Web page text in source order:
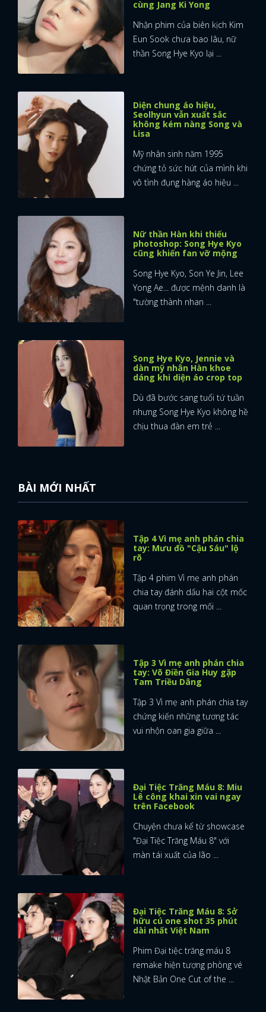
cùng Jang Ki Yong
Nhận phim của biên kịch Kim
Eun Sook chưa bao lâu, nữ
thần Song Hye Kyo lại ...
Diện chung áo hiệu,
Seolhyun vẫn xuất sắc
không kém nàng Song và
Lisa
Mỹ nhân sinh năm 1995
chứng tỏ sức hút của mình khi
vô tình đụng hàng áo hiệu ...
Nữ thần Hàn khi thiếu
photoshop: Song Hye Kyo
cũng khiến fan vỡ mộng
Song Hye Kyo, Son Ye Jin, Lee
Yong Ae... được mệnh danh là
"tường thành nhan ...
Song Hye Kyo, Jennie và
dàn mỹ nhân Hàn khoe
dáng khi diện áo crop top
Dù đã bước sang tuổi tứ tuần
nhưng Song Hye Kyo không hề
chịu thua đàn em trẻ ...
BÀI MỚI NHẤT
Tập 4 Vì mẹ anh phán chia
tay: Mưu đồ "Cậu Sáu" lộ
rõ
Tập 4 phim Vì mẹ anh phán
chia tay đánh dấu hai cột mốc
quan trọng trong mối ...
Tập 3 Vì mẹ anh phán chia
tay: Võ Điền Gia Huy gặp
Tam Triều Dâng
Tập 3 Vì mẹ anh phán chia tay
chứng kiến những tương tác
vui nhộn oan gia giữa ...
Đại Tiệc Trăng Máu 8: Miu
Lê công khai xin vai ngay
trên Facebook
Chuyện chưa kể từ showcase
"Đại Tiệc Trăng Máu 8" với
màn tái xuất của lão ...
Đại Tiệc Trăng Máu 8: Sở
hữu cú one shot 35 phút
dài nhất Việt Nam
Phim Đại tiệc trăng máu 8
remake hiện tượng phòng vé
Nhật Bản One Cut of the ...